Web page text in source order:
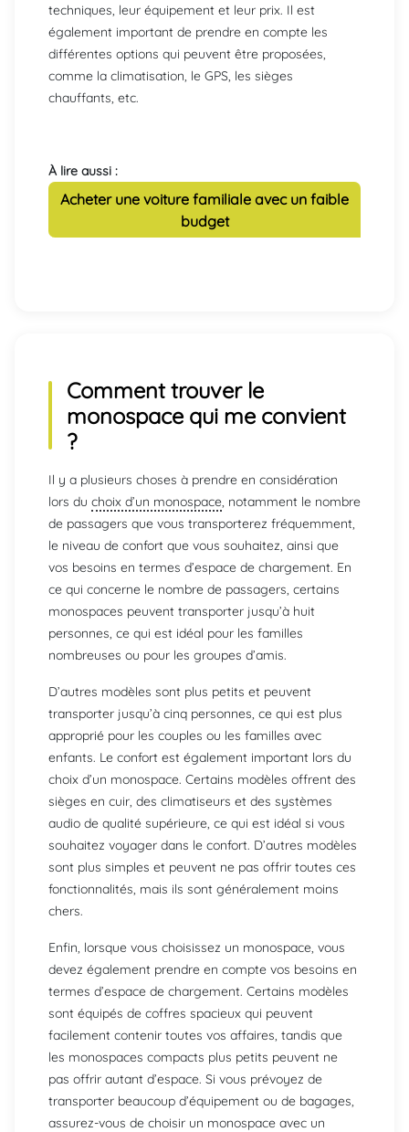
techniques, leur équipement et leur prix. Il est
également important de prendre en compte les
différentes options qui peuvent être proposées,
comme la climatisation, le GPS, les sièges
chauffants, etc.
À lire aussi :
Acheter une voiture familiale avec un faible
budget
Comment trouver le
monospace qui me convient
?
Il y a plusieurs choses à prendre en considération
lors du choix d’un monospace , notamment le nombre
de passagers que vous transporterez fréquemment,
le niveau de confort que vous souhaitez, ainsi que
vos besoins en termes d’espace de chargement. En
ce qui concerne le nombre de passagers, certains
monospaces peuvent transporter jusqu’à huit
personnes, ce qui est idéal pour les familles
nombreuses ou pour les groupes d’amis.
D’autres modèles sont plus petits et peuvent
transporter jusqu’à cinq personnes, ce qui est plus
approprié pour les couples ou les familles avec
enfants. Le confort est également important lors du
choix d’un monospace. Certains modèles offrent des
sièges en cuir, des climatiseurs et des systèmes
audio de qualité supérieure, ce qui est idéal si vous
souhaitez voyager dans le confort. D’autres modèles
sont plus simples et peuvent ne pas offrir toutes ces
fonctionnalités, mais ils sont généralement moins
chers.
Enfin, lorsque vous choisissez un monospace, vous
devez également prendre en compte vos besoins en
termes d’espace de chargement. Certains modèles
sont équipés de coffres spacieux qui peuvent
facilement contenir toutes vos affaires, tandis que
les monospaces compacts plus petits peuvent ne
pas offrir autant d’espace. Si vous prévoyez de
transporter beaucoup d’équipement ou de bagages,
assurez-vous de choisir un monospace avec un